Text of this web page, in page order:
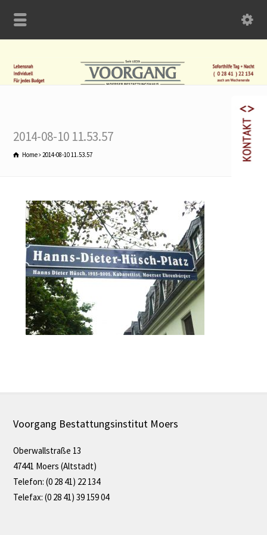
2014-08-10 11.53.57
Home 2014-08-10 11.53.57
Voorgang Bestattungsinstitut Moers
Oberwallstraße 13
47441 Moers (Altstadt)
Telefon: (0 28 41) 22 134
Telefax: (0 28 41) 39 159 04